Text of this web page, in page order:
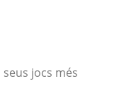
jocs més